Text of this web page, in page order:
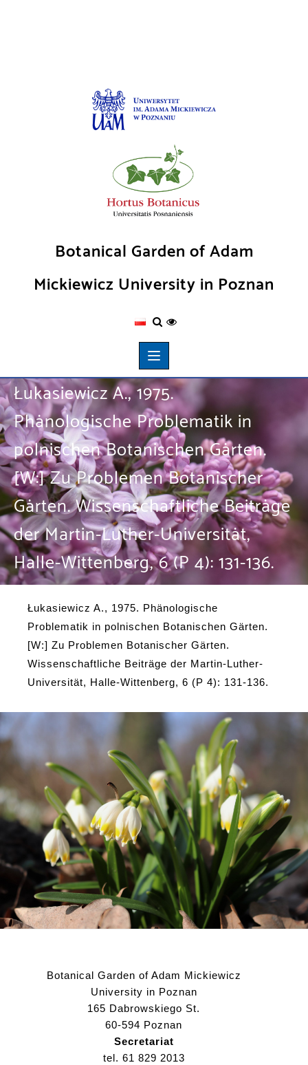
Botanical Garden of Adam
Mickiewicz University in Poznan
Łukasiewicz A., 1975.
Phänologische Problematik in
polnischen Botanischen Gärten.
[W:] Zu Problemen Botanischer
Gärten. Wissenschaftliche Beiträge
der Martin-Luther-Universität,
Halle-Wittenberg, 6 (P 4): 131-136.
Łukasiewicz A., 1975. Phänologische
Problematik in polnischen Botanischen Gärten.
[W:] Zu Problemen Botanischer Gärten.
Wissenschaftliche Beiträge der Martin-Luther-
Universität, Halle-Wittenberg, 6 (P 4): 131-136.
Botanical Garden of Adam Mickiewicz
University in Poznan
165 Dabrowskiego St.
60-594 Poznan
Secretariat
tel. 61 829 2013